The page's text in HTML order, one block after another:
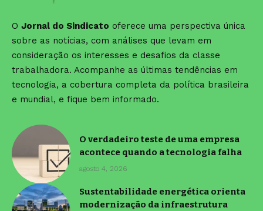
O Jornal do Sindicato oferece uma perspectiva única
sobre as notícias, com análises que levam em
consideração os interesses e desafios da classe
trabalhadora. Acompanhe as últimas tendências em
tecnologia, a cobertura completa da política brasileira
e mundial, e fique bem informado.
O verdadeiro teste de uma empresa
acontece quando a tecnologia falha
agosto 4, 2026
Sustentabilidade energética orienta
modernização da infraestrutura